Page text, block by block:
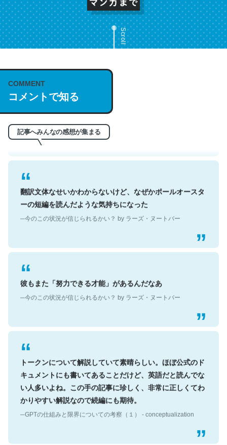
Scroll
COMMENT
コメントで知る
記事へみんなの感想が集まる
これは名文。彼はとてもクレバーなんだろうなと凄く思
う。英語少しでも読める人は原文もお勧め。自分はこの流
れ好き。Let’s Fucking Go. Then Covid hit. Shit.
翻訳文体なせいかわからないけど、なぜかポールオースタ
ーの短編を読んだような気持ちになった
彼もまた「努力できる才能」があるんだなあ
トークンについて解説していて素晴らしい。ほぼ公式のド
キュメントにも書いてあることだけど、英語だと読んでな
い人多いよね。この手の記事に珍しく、非常に正しくてわ
かりやすい解説なので続編にも期待。